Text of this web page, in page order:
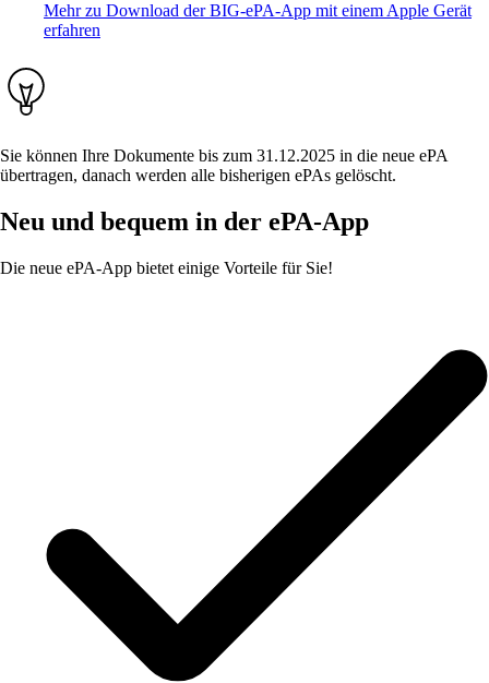
Mehr zu Download der BIG-ePA-App mit einem Apple Gerät
erfahren
Sie können Ihre Dokumente bis zum 31.12.2025 in die neue ePA
übertragen, danach werden alle bisherigen ePAs gelöscht.
Neu und bequem in der ePA-App
Die neue ePA-App bietet einige Vorteile für Sie!